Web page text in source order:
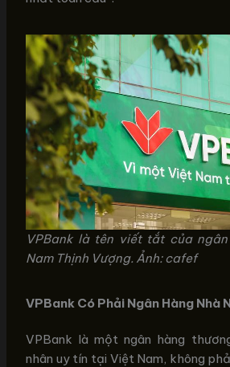
VPBank là tên viết tắt của
Nam Thịnh Vượng. Ảnh: cafef
VPBank Có Phải Ngân Hàng Nhà
VPBank là một ngân hàng
nhân uy tín tại Việt Nam, không